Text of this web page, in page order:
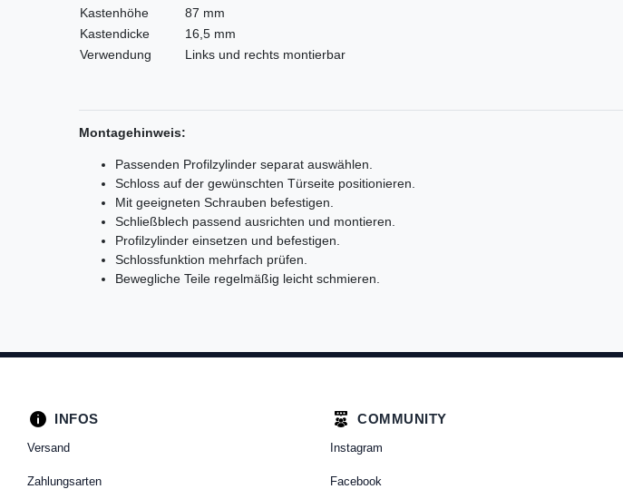
Kastenhöhe
87 mm
Kastendicke
16,5 mm
Verwendung
Links und rechts montierbar
Montagehinweis:
Passenden Profilzylinder separat auswählen.
Schloss auf der gewünschten Türseite positionieren.
Mit geeigneten Schrauben befestigen.
Schließblech passend ausrichten und montieren.
Profilzylinder einsetzen und befestigen.
Schlossfunktion mehrfach prüfen.
Bewegliche Teile regelmäßig leicht schmieren.
INFOS
Versand
Zahlungsarten
COMMUNITY
Instagram
Facebook